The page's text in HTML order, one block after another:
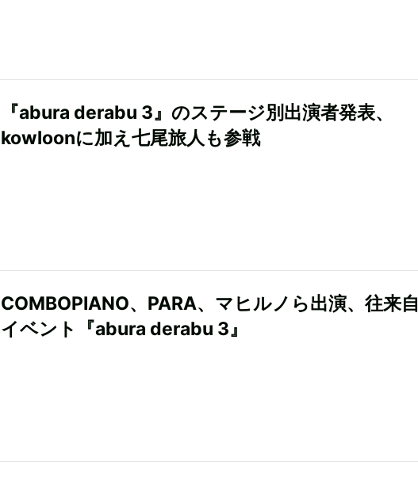
『abura derabu 3』のステージ別出演者発表、
kowloonに加え七尾旅人も参戦
COMBOPIANO、PARA、マヒルノら出演、往来
イベント『abura derabu 3』